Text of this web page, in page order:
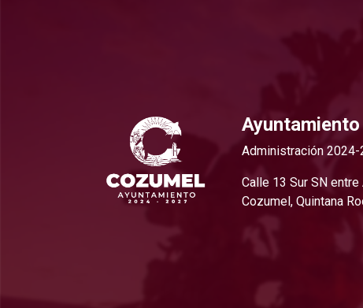
Ayuntamiento
Administración
Calle 13 Sur SN
Cozumel, Quintana